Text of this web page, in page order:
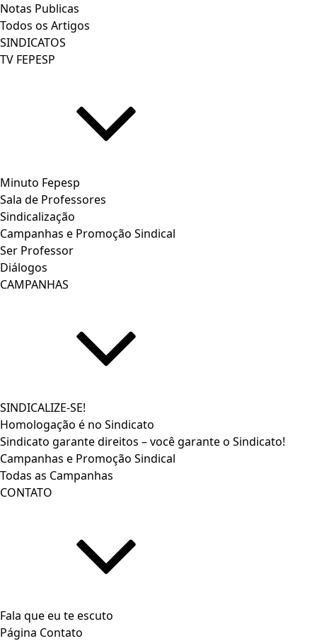
Notas Publicas
Todos os Artigos
SINDICATOS
TV FEPESP
Minuto Fepesp
Sala de Professores
Sindicalização
Campanhas e Promoção Sindical
Ser Professor
Diálogos
CAMPANHAS
SINDICALIZE-SE!
Homologação é no Sindicato
Sindicato garante direitos – você garante o Sindicato!
Campanhas e Promoção Sindical
Todas as Campanhas
CONTATO
Fala que eu te escuto
Página Contato